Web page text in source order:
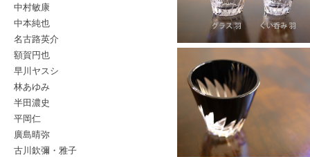
中村敏康
中本純也
名古路英介
額賀円也
早川ヤスシ
林あゆみ
半田濃史
平岡仁
廣島晴弥
古川欽彌・雅子